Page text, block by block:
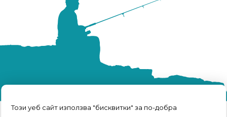
Този уеб сайт използва "бисквитки" за по-добра